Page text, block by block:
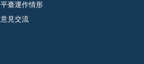
平臺運作情形
意見交流